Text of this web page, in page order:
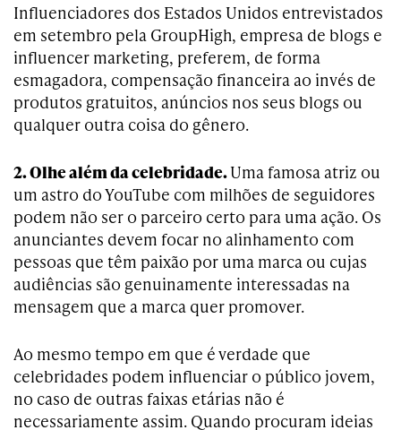
Influenciadores dos Estados Unidos entrevistados
em setembro pela GroupHigh, empresa de blogs e
influencer marketing, preferem, de forma
esmagadora, compensação financeira ao invés de
produtos gratuitos, anúncios nos seus blogs ou
qualquer outra coisa do gênero.
2. Olhe além da celebridade.Uma famosa atriz ou
um astro do YouTube com milhões de seguidores
podem não ser o parceiro certo para uma ação. Os
anunciantes devem focar no alinhamento com
pessoas que têm paixão por uma marca ou cujas
audiências são genuinamente interessadas na
mensagem que a marca quer promover.
Ao mesmo tempo em que é verdade que
celebridades podem influenciar o público jovem,
no caso de outras faixas etárias não é
necessariamente assim. Quando procuram ideias